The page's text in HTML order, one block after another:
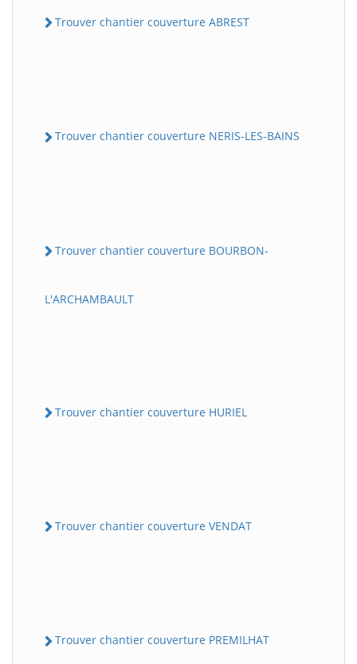
Trouver chantier couverture ABREST
Trouver chantier couverture NERIS-LES-BAINS
Trouver chantier couverture BOURBON-
L'ARCHAMBAULT
Trouver chantier couverture HURIEL
Trouver chantier couverture VENDAT
Trouver chantier couverture PREMILHAT